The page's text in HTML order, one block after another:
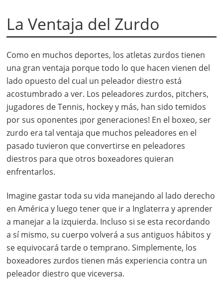
La Ventaja del Zurdo
Como en muchos deportes, los atletas zurdos tienen
una gran ventaja porque todo lo que hacen vienen del
lado opuesto del cual un peleador diestro está
acostumbrado a ver. Los peleadores zurdos, pitchers,
jugadores de Tennis, hockey y más, han sido temidos
por sus oponentes ¡por generaciones! En el boxeo, ser
zurdo era tal ventaja que muchos peleadores en el
pasado tuvieron que convertirse en peleadores
diestros para que otros boxeadores quieran
enfrentarlos.
Imagine gastar toda su vida manejando al lado derecho
en América y luego tener que ir a Inglaterra y aprender
a manejar a la izquierda. Incluso si se esta recordando
a sí mismo, su cuerpo volverá a sus antiguos hábitos y
se equivocará tarde o temprano. Simplemente, los
boxeadores zurdos tienen más experiencia contra un
peleador diestro que viceversa.